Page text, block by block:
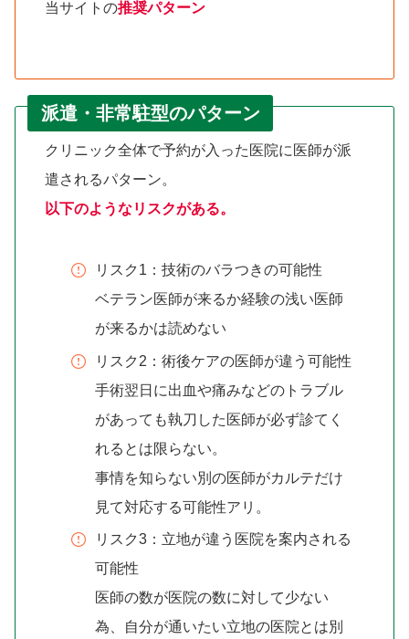
当サイトの推奨パターン
派遣・非常駐型のパターン
クリニック全体で予約が入った医院に医師が派
遣されるパターン。
以下のようなリスクがある。
リスク1：技術のバラつきの可能性
ベテラン医師が来るか経験の浅い医師
が来るかは読めない
リスク2：術後ケアの医師が違う可能性
手術翌日に出血や痛みなどのトラブル
があっても執刀した医師が必ず診てく
れるとは限らない。
事情を知らない別の医師がカルテだけ
見て対応する可能性アリ。
リスク3：立地が違う医院を案内される
可能性
医師の数が医院の数に対して少ない
為、自分が通いたい立地の医院とは別